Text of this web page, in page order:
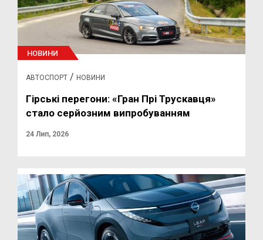
НОВИНИ
АВТОСПОРТ / НОВИНИ
Гірські перегони: «Гран Прі Трускавця»
стало серйозним випробуванням
24 Лип, 2026